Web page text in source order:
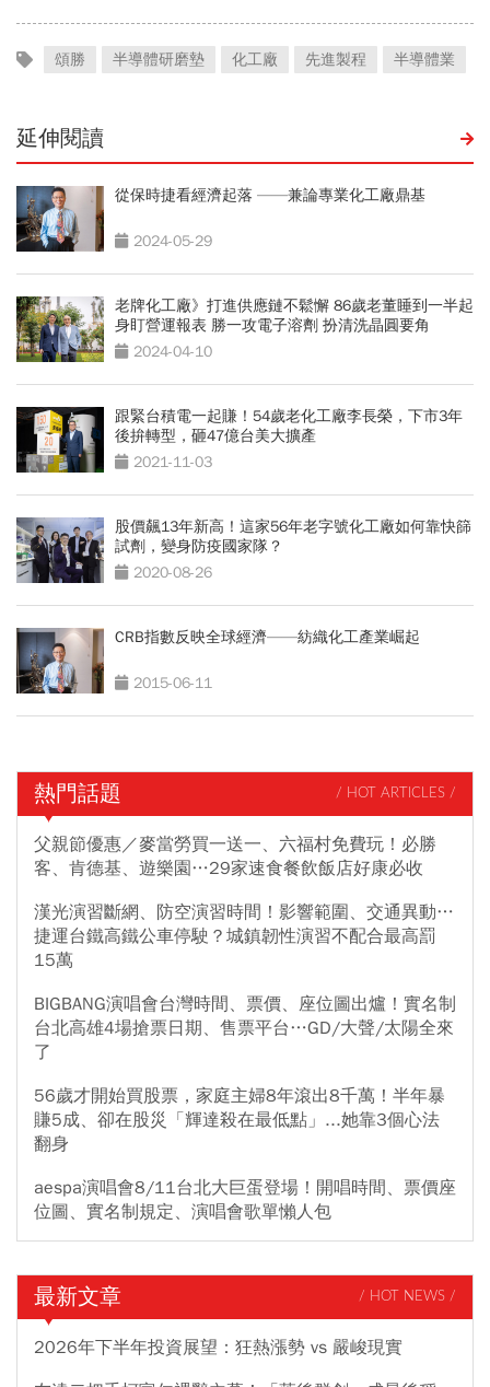
頌勝 半導體研磨墊 化工廠 先進製程 半導體業
延伸閱讀
從保時捷看經濟起落 ——兼論專業化工廠鼎基
2024-05-29
老牌化工廠》打進供應鏈不鬆懈 86歲老董睡到一半起
身盯營運報表 勝一攻電子溶劑 扮清洗晶圓要角
2024-04-10
跟緊台積電一起賺！54歲老化工廠李長榮，下市3年
後拚轉型，砸47億台美大擴產
2021-11-03
股價飆13年新高！這家56年老字號化工廠如何靠快篩
試劑，變身防疫國家隊？
2020-08-26
CRB指數反映全球經濟——紡織化工產業崛起
2015-06-11
熱門話題 / HOT ARTICLES /
父親節優惠／麥當勞買一送一、六福村免費玩！必勝
客、肯德基、遊樂園…29家速食餐飲飯店好康必收
漢光演習斷網、防空演習時間！影響範圍、交通異動…
捷運台鐵高鐵公車停駛？城鎮韌性演習不配合最高罰
15萬
BIGBANG演唱會台灣時間、票價、座位圖出爐！實名制
台北高雄4場搶票日期、售票平台…GD/大聲/太陽全來
了
56歲才開始買股票，家庭主婦8年滾出8千萬！半年暴
賺5成、卻在股災「輝達殺在最低點」...她靠3個心法
翻身
aespa演唱會8/11台北大巨蛋登場！開唱時間、票價座
位圖、實名制規定、演唱會歌單懶人包
最新文章 / HOT NEWS /
2026年下半年投資展望：狂熱漲勢 vs 嚴峻現實